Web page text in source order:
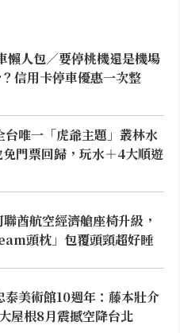
懶人包／要停桃機還是機場
信用卡停車優惠一次整
台唯一「虎爺主題」叢林水
門票回歸，玩水＋4大順遊
酋航空經濟艙座椅升級，
頭枕」包覆頭頸超好睡
泰美術館10週年：藤本壯介
屋根8月震撼空降台北